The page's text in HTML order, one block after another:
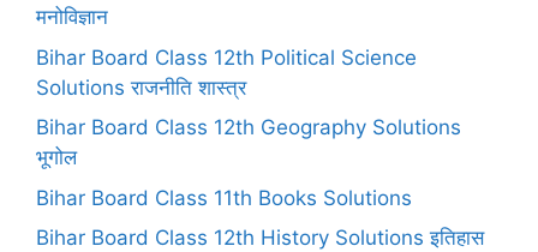
मनोविज्ञान
Bihar Board Class 12th Political Science
Solutions राजनीति शास्त्र
Bihar Board Class 12th Geography Solutions
भूगोल
Bihar Board Class 11th Books Solutions
Bihar Board Class 12th History Solutions इतिहास